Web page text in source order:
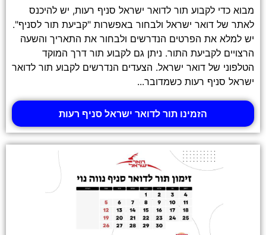
מבוא כדי לקבוע תור לדואר ישראל סניף רעות, יש להיכנס
לאתר של דואר ישראל ולבחור באפשרות "קביעת תור לסניף".
יש למלא את הפרטים הנדרשים ולבחור את התאריך והשעה
הרצויים לקביעת התור. ניתן גם לקבוע תור דרך המוקד
הטלפוני של דואר ישראל. הצעדים הנדרשים לקבוע תור לדואר
ישראל סניף רעות כשמדובר...
הזמינו תור לדואר ישראל סניף רעות